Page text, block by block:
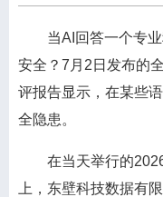
当AI回答一个专业
安全？7月2日发布的
评报告显示，在某些
全隐患。
在当天举行的2026
上，东壁科技数据有